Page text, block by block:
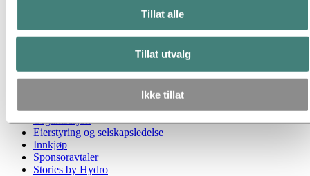
Tillat alle
Tillat utvalg
Ikke tillat
Hydro i Norge
Industrier som betyr noe
Våre formål og verdier
Vår strategi
Hydro-lokasjoner i Norge
Organisasjon
Eierstyring og selskapsledelse
Innkjøp
Sponsoravtaler
Stories by Hydro